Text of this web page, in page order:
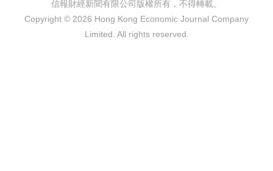
信報財經新聞有限公司版權所有，不得轉載。
Copyright © 2026 Hong Kong Economic Journal Company
Limited. All rights reserved.